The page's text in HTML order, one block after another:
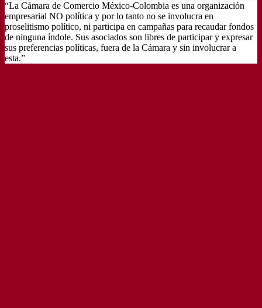
“La Cámara de Comercio México-Colombia es una organización
empresarial NO política y por lo tanto no se involucra en
proselitismo político, ni participa en campañas para recaudar fondos
de ninguna índole. Sus asociados son libres de participar y expresar
sus preferencias políticas, fuera de la Cámara y sin involucrar a
esta.”